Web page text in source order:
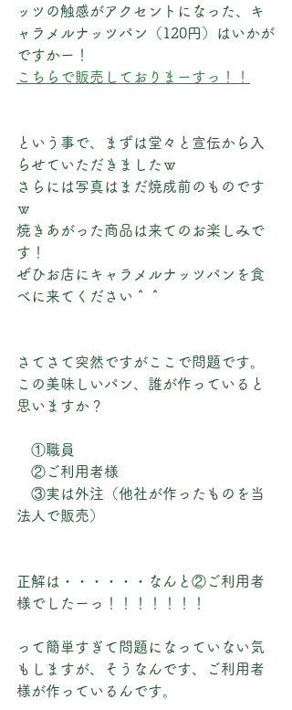
ッツの触感がアクセントになった、キ
ャラメルナッツパン（120円）はいかが
ですかー！
こちらで販売しておりまーすっ！！
という事で、まずは堂々と宣伝から入
らせていただきましたｗ
さらには写真はまだ焼成前のものです
ｗ
焼きあがった商品は来てのお楽しみで
す！
ぜひお店にキャラメルナッツパンを食
べに来てください＾＾
さてさて突然ですがここで問題です。
この美味しいパン、誰が作っていると
思いますか？
①職員
②ご利用者様
③実は外注（他社が作ったものを当
法人で販売）
正解は・・・・・・なんと②ご利用者
様でしたーっ！！！！！！！
って簡単すぎて問題になっていない気
もしますが、そうなんです、ご利用者
様が作っているんです。